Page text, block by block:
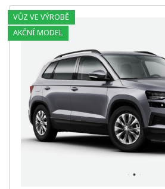
VŮZ VE VÝROBĚ
AKČNÍ MODEL